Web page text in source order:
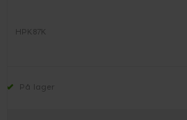
HPK87K
På lager